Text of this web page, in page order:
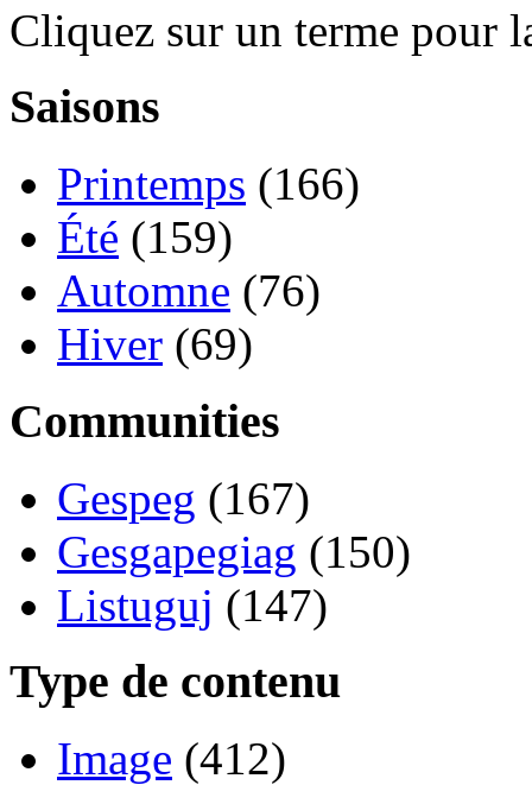
Cliquez sur un terme pour
Saisons
Printemps (166)
Été (159)
Automne (76)
Hiver (69)
Communities
Gespeg (167)
Gesgapegiag (150)
Listuguj (147)
Type de contenu
Image (412)